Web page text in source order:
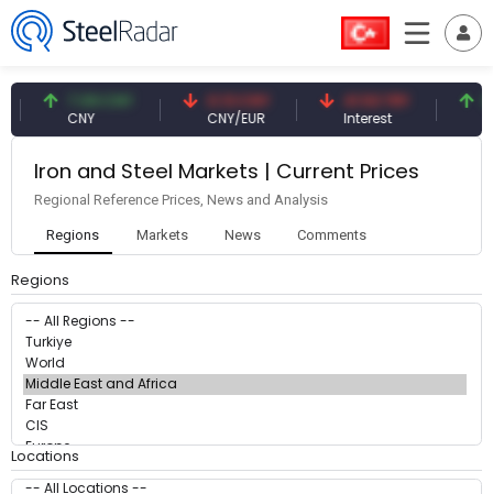
CNY
0.13 CNY
CNY/EUR
41.53 TRY
Interest
Iron and Steel Markets | Current Prices
Regional Reference Prices, News and Analysis
Regions Markets News Comments
Regions
Locations